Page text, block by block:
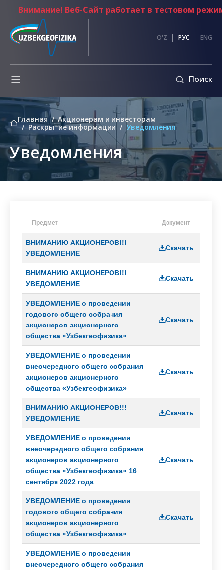
Внимание! Веб-Сайт работает в тестовом режиме
O'Z РУС ENG
Поиск
Противодействие
коррупции
Обмен
информации
Внутренние
нормативные
документы
Кодекс
этики
Обращение
Председателя
правления
противодействию
коррупции
Антикоррупционная
политика
Политика
управлению
конфликтом
интересов
Регламент
приему
сообщений
Методология
идентификации
оценке
коррупционных
Отчёты
Контакты
Главная
Акционерам и инвесторам
Раскрытие информации
Уведомления
Уведомления
Предмет Документ
ВНИМАНИЮ АКЦИОНЕРОВ!!!
УВЕДОМЛЕНИЕ
Скачать
ВНИМАНИЮ АКЦИОНЕРОВ!!!
УВЕДОМЛЕНИЕ
Скачать
УВЕДОМЛЕНИЕ о проведении
годового общего собрания
акционеров акционерного
общества «Узбекгеофизика»
Скачать
УВЕДОМЛЕНИЕ о проведении
внеочередного общего собрания
акционеров акционерного
общества «Узбекгеофизика»
Скачать
ВНИМАНИЮ АКЦИОНЕРОВ!!!
УВЕДОМЛЕНИЕ
Скачать
УВЕДОМЛЕНИЕ о проведении
внеочередного общего собрания
акционеров акционерного
общества «Узбекгеофизика» 16
сентября 2022 года
Скачать
УВЕДОМЛЕНИЕ о проведении
годового общего собрания
акционеров акционерного
общества «Узбекгеофизика»
Скачать
УВЕДОМЛЕНИЕ о проведении
внеочередного общего собрания